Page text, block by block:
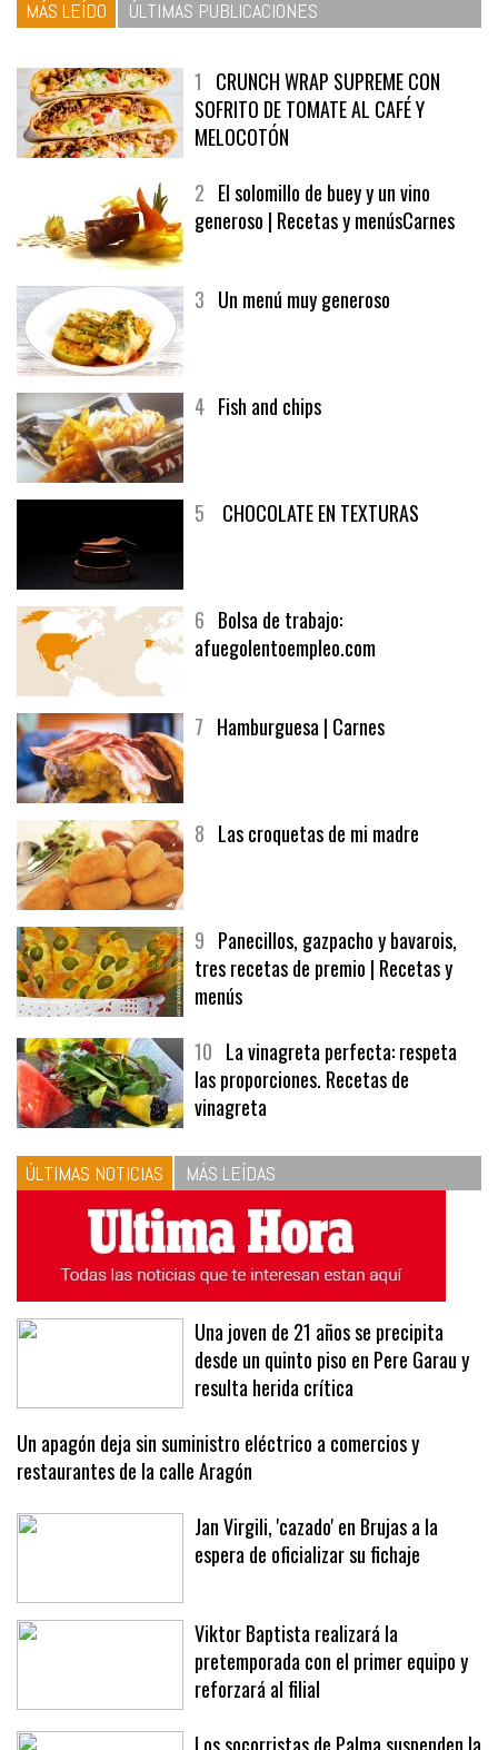
1CRUNCH WRAP SUPREME CON
SOFRITO DE TOMATE AL CAFÉ Y
MELOCOTÓN
2El solomillo de buey y un vino
6Bolsa de trabajo:
9Panecillos, gazpacho y bavarois,
tres recetas de premio | Recetas y
menús
10La vinagreta perfecta: respeta
las proporciones. Recetas de
vinagreta
ÚLTIMAS NOTICIAS MÁS LEÍDAS
Una joven de 21 años se precipita
desde un quinto piso en Pere Garau y
resulta herida crítica
Un apagón deja sin suministro eléctrico a comercios y
restaurantes de la calle Aragón
Jan Virgili, 'cazado' en Brujas a la
Viktor Baptista realizará la
pretemporada con el primer equipo y
reforzará al filial